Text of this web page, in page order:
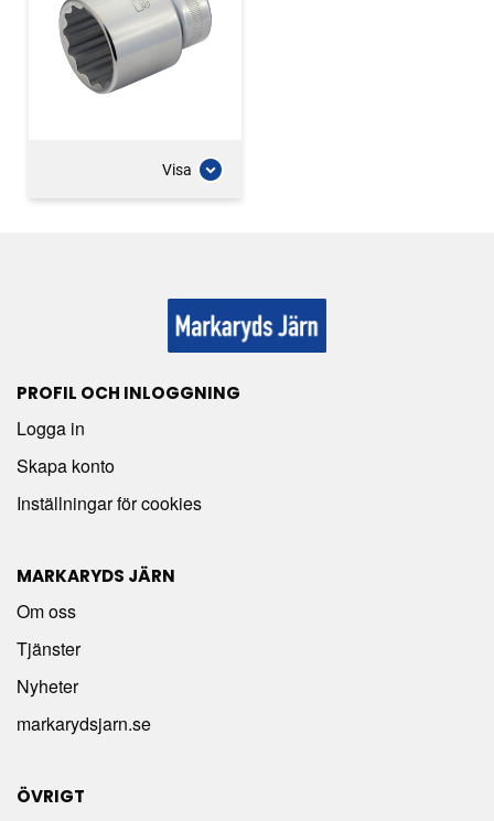
Visa
PROFIL OCH INLOGGNING
Logga in
Skapa konto
Inställningar för cookies
MARKARYDS JÄRN
Om oss
Tjänster
Nyheter
markarydsjarn.se
ÖVRIGT